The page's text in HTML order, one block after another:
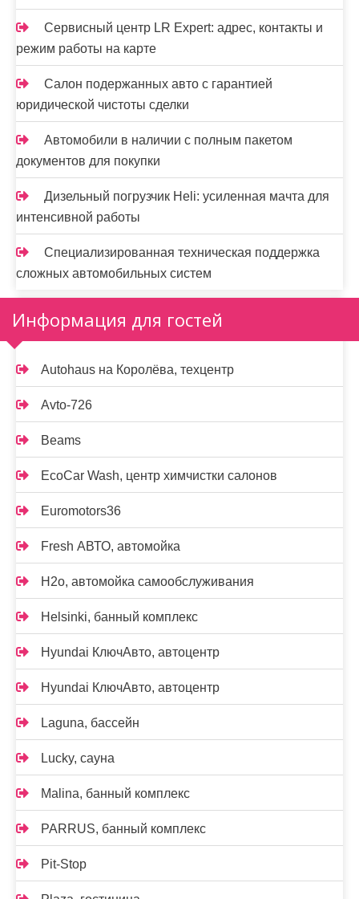
Сервисный центр LR Expert: адрес, контакты и
режим работы на карте
Салон подержанных авто с гарантией
юридической чистоты сделки
Автомобили в наличии с полным пакетом
документов для покупки
Дизельный погрузчик Heli: усиленная мачта для
интенсивной работы
Специализированная техническая поддержка
сложных автомобильных систем
Информация для гостей
Autohaus на Королёва, техцентр
Avto-726
Beams
EcoCar Wash, центр химчистки салонов
Euromotors36
Fresh АВТО, автомойка
H2o, автомойка самообслуживания
Helsinki, банный комплекс
Hyundai КлючАвто, автоцентр
Hyundai КлючАвто, автоцентр
Laguna, бассейн
Lucky, сауна
Malina, банный комплекс
PARRUS, банный комплекс
Pit-Stop